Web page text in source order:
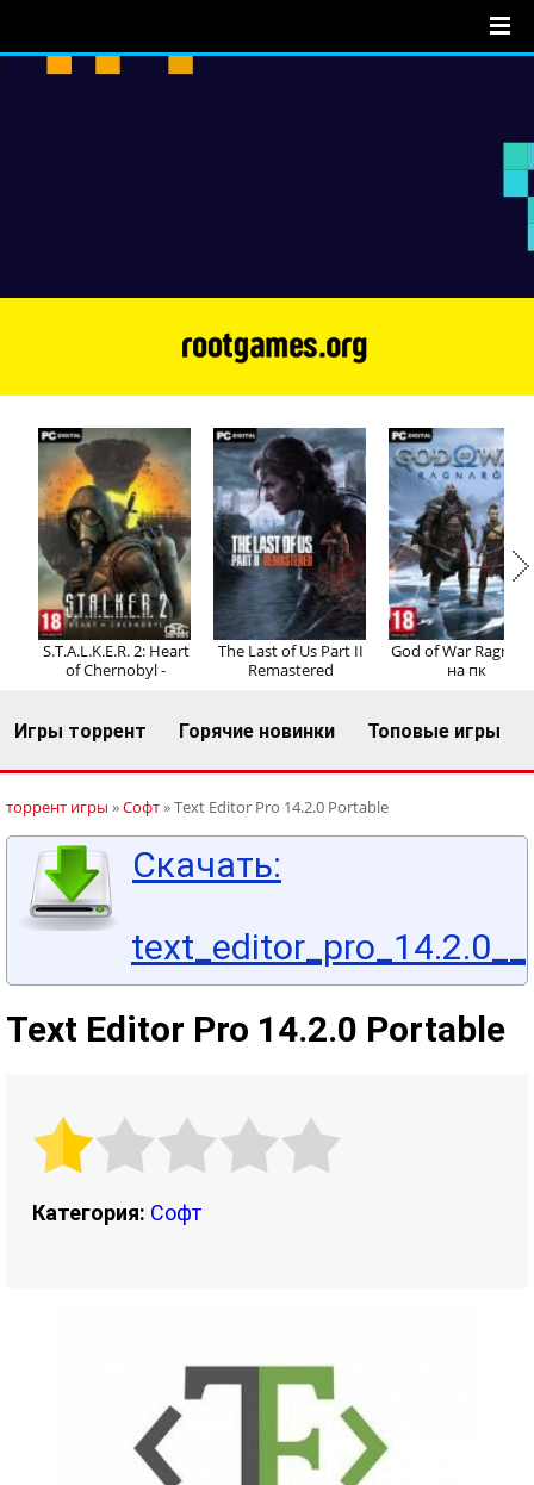
Регистрация Вход
S.T.A.L.K.E.R. 2: Heart
of Chernobyl -
The Last of Us Part II
Remastered
God of War
на пк
Игры торрент Горячие новинки Топовые игры
торрент игры »Софт» Text Editor Pro 14.2.0 Portable
Скачать:
Text Editor Pro 14.2.0 Portable
Категория: Софт